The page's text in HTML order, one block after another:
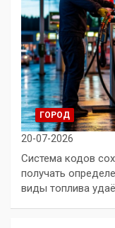
ГОРОД
20-07-2026
Система кодов
получать
виды топлива